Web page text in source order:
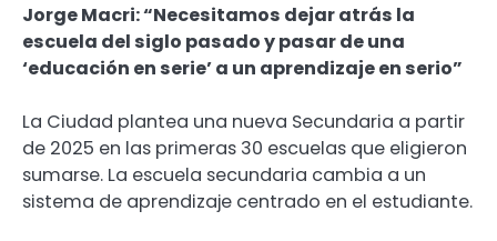
Jorge Macri: “Necesitamos dejar atrás la
escuela del siglo pasado y pasar de una
‘educación en serie’ a un aprendizaje en serio”
La Ciudad plantea una nueva Secundaria a partir
de 2025 en las primeras 30 escuelas que eligieron
sumarse. La escuela secundaria cambia a un
sistema de aprendizaje centrado en el estudiante.